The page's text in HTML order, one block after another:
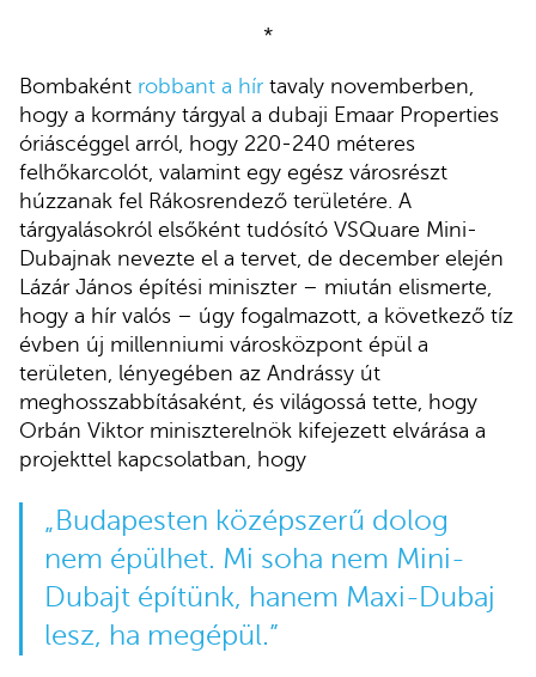
*
Bombaként robbant a hír tavaly novemberben,
hogy a kormány tárgyal a dubaji Emaar Properties
óriáscéggel arról, hogy 220-240 méteres
felhőkarcolót, valamint egy egész városrészt
húzzanak fel Rákosrendező területére. A
tárgyalásokról elsőként tudósító VSQuare Mini-
Dubajnak nevezte el a tervet, de december elején
Lázár János építési miniszter – miután elismerte,
hogy a hír valós – úgy fogalmazott, a következő tíz
évben új millenniumi városközpont épül a
területen, lényegében az Andrássy út
meghosszabbításaként, és világossá tette, hogy
Orbán Viktor miniszterelnök kifejezett elvárása a
projekttel kapcsolatban, hogy
„Budapesten középszerű dolog
nem épülhet. Mi soha nem Mini-
Dubajt építünk, hanem Maxi-Dubaj
lesz, ha megépül.”